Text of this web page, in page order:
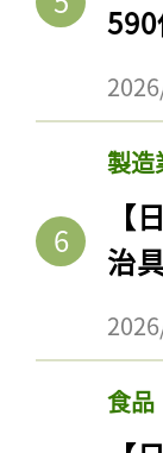
製造
【
治
食品